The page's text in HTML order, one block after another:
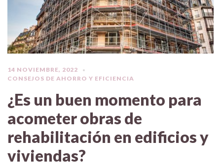
14 NOVIEMBRE, 2022
CONSEJOS DE AHORRO Y EFICIENCIA
¿Es un buen momento para
acometer obras de
rehabilitación en edificios y
viviendas?